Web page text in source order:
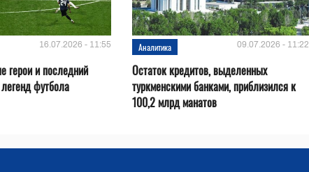
16.07.2026 - 11:55
и последний
футбола
Аналитика 09.07.2026 - 11:22
Остаток кредитов, выделенных
туркменскими банками, приблизился к
100,2 млрд манатов